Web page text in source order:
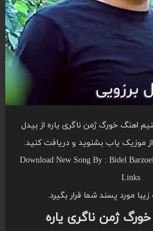
اهنگ خورگ ژمن ناگری یاره از بیدل
موزیک یاب بشنوید و دریافت کنید.
Download New Song By : Bidel
Links
مورد پسند شما قرار بگیرد.
ژمن ناگری یاره